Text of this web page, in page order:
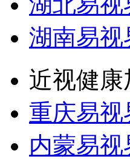
湖南易视
近视健康
重庆易视
内蒙易视